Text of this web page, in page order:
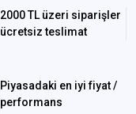
2000 TL üzeri siparişler
ücretsiz teslimat
Piyasadaki en iyi fiyat /
performans